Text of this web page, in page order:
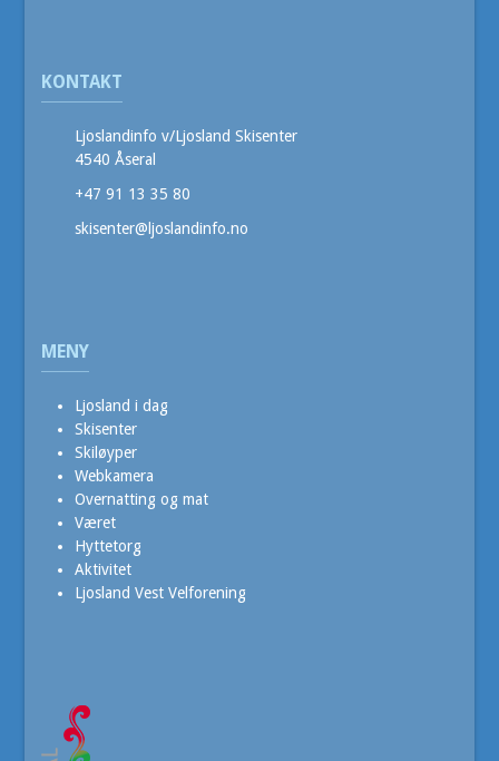
KONTAKT
Ljoslandinfo v/Ljosland Skisenter
4540 Åseral
+47 91 13 35 80
skisenter@ljoslandinfo.no
MENY
Ljosland i dag
Skisenter
Skiløyper
Webkamera
Overnatting og mat
Været
Hyttetorg
Aktivitet
Ljosland Vest Velforening